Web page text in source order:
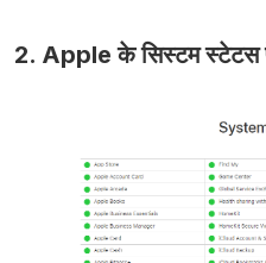
2. Apple के सिस्टम स्टेटस